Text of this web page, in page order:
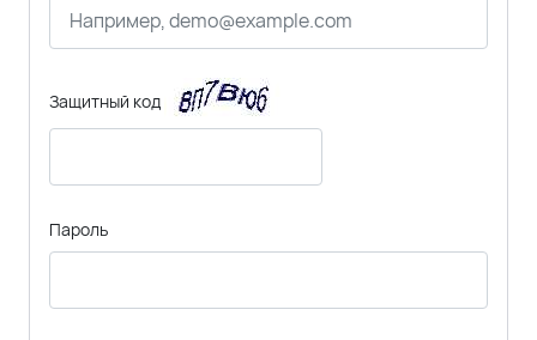
Защитный код
Пароль